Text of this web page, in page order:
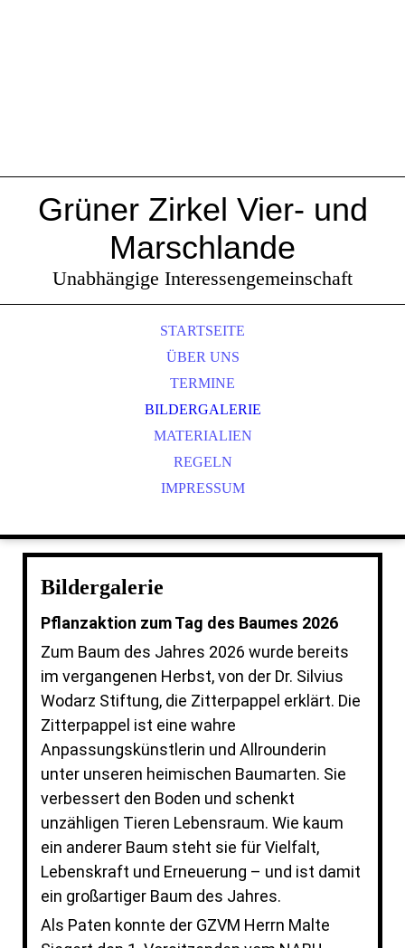
Grüner Zirkel Vier- und
Marschlande
Unabhängige Interessengemeinschaft
STARTSEITE
ÜBER UNS
TERMINE
BILDERGALERIE
MATERIALIEN
REGELN
IMPRESSUM
Bildergalerie
Pflanzaktion zum Tag des Baumes 2026
Zum Baum des Jahres 2026 wurde bereits
im vergangenen Herbst, von der Dr. Silvius
Wodarz Stiftung, die Zitterpappel erklärt. Die
Zitterpappel ist eine wahre
Anpassungskünstlerin und Allrounderin
unter unseren heimischen Baumarten. Sie
verbessert den Boden und schenkt
unzähligen Tieren Lebensraum. Wie kaum
ein anderer Baum steht sie für Vielfalt,
Lebenskraft und Erneuerung – und ist damit
ein großartiger Baum des Jahres.
Als Paten konnte der GZVM Herrn Malte